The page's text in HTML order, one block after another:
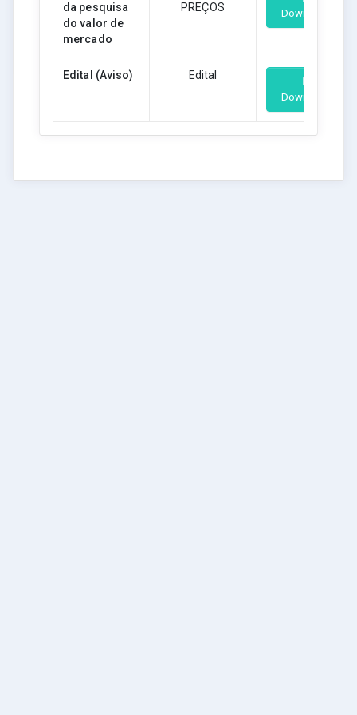
da pesquisa
do valor de
mercado
PREÇOS
Download
Edital (Aviso) Edital
Download